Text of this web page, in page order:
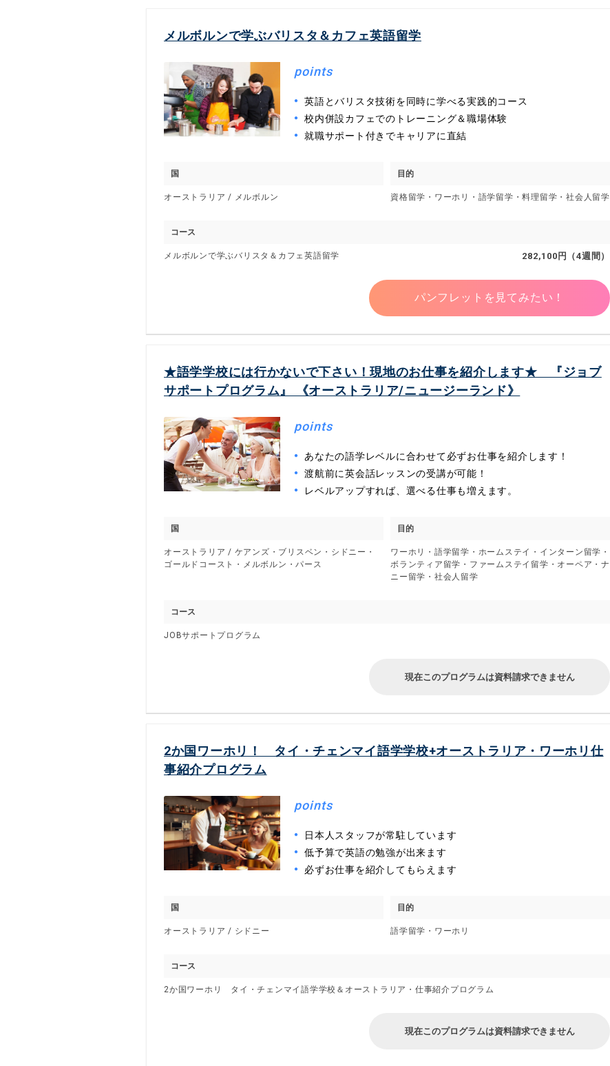
メルボルンで学ぶバリスタ＆カフェ英語留学
points
英語とバリスタ技術を同時に学べる実践的コース
校内併設カフェでのトレーニング＆職場体験
就職サポート付きでキャリアに直結
国
オーストラリア / メルボルン
目的
資格留学・ワーホリ・語学留学・料理留学・社会人留学
コース
メルボルンで学ぶバリスタ＆カフェ英語留学 282,100円（4週間）
パンフレットを見てみたい！
★語学学校には行かないで下さい！現地のお仕事を紹介します★ 『ジョブ
サポートプログラム』 《オーストラリア/ニュージーランド》
points
あなたの語学レベルに合わせて必ずお仕事を紹介します！
渡航前に英会話レッスンの受講が可能！
レベルアップすれば、選べる仕事も増えます。
国
オーストラリア / ケアンズ・ブリスベン・シドニー・
ゴールドコースト・メルボルン・パース
目的
ワーホリ・語学留学・ホームステイ・インターン留学・
ボランティア留学・ファームステイ留学・オーペア・ナ
ニー留学・社会人留学
コース
JOBサポートプログラム
現在このプログラムは資料請求できません
2か国ワーホリ！ タイ・チェンマイ語学学校+オーストラリア・ワーホリ仕
事紹介プログラム
points
日本人スタッフが常駐しています
低予算で英語の勉強が出来ます
必ずお仕事を紹介してもらえます
国
オーストラリア / シドニー
目的
語学留学・ワーホリ
コース
2か国ワーホリ タイ・チェンマイ語学学校＆オーストラリア・仕事紹介プログラム
現在このプログラムは資料請求できません